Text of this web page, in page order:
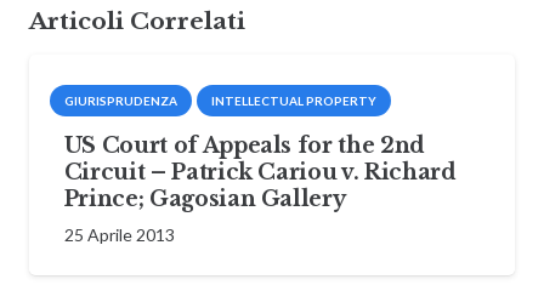
Articoli Correlati
GIURISPRUDENZA INTELLECTUAL PROPERTY
US Court of Appeals for the 2nd
Circuit – Patrick Cariou v. Richard
Prince; Gagosian Gallery
25 Aprile 2013